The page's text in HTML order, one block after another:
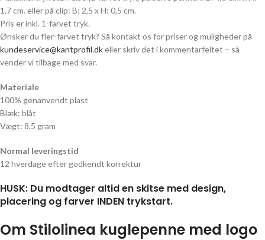
1,7 cm. eller på clip: B: 2,5 x H: 0,5 cm.
Pris er inkl. 1-farvet tryk.
Ønsker du fler-farvet tryk? Så kontakt os for priser og muligheder på
kundeservice@kantprofil.dkeller skriv det i kommentarfeltet – så
vender vi tilbage med svar.
Materiale
100% genanvendt plast
Blæk: blåt
Vægt: 8,5 gram
Normal leveringstid
12 hverdage efter godkendt korrektur
HUSK: Du modtager altid en skitse med design,
placering og farver INDEN trykstart.
Om Stilolinea kuglepenne med logo